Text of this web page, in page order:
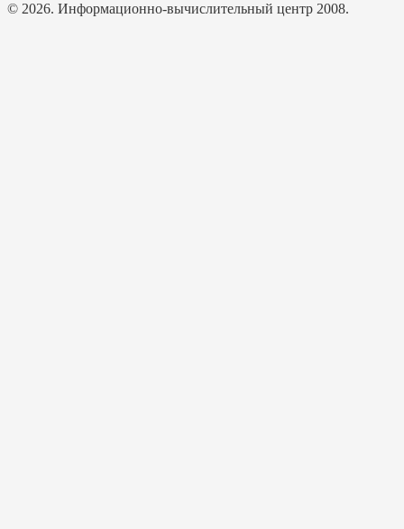
© 2026. Информационно-вычислительный центр 2008.